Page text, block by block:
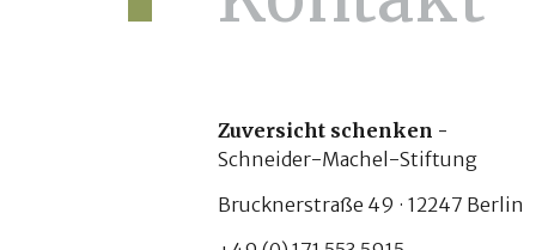
Zuversicht schenken -
Schneider-Machel-Stiftung
Brucknerstraße 49 · 12247 Berlin